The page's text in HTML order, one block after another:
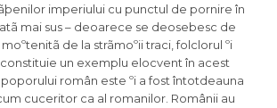
imperiului cu punctul de pornire în
mai sus – deoarece se deosebesc de
de la strãmoºii traci, folclorul ºi
un exemplu elocvent în acest
român este ºi a fost întotdeauna
cuceritor ca al romanilor. Românii au